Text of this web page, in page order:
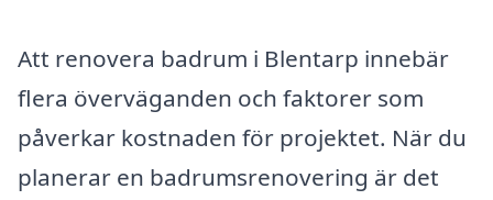
Att renovera badrum i Blentarp innebär
flera överväganden och faktorer som
påverkar kostnaden för projektet. När du
planerar en badrumsrenovering är det